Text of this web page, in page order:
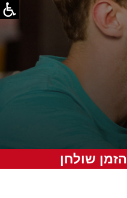
הזמן שולחן